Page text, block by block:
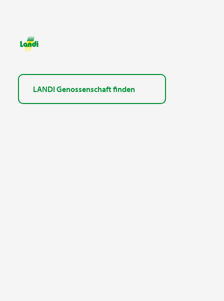
LANDI Genossenschaft finden